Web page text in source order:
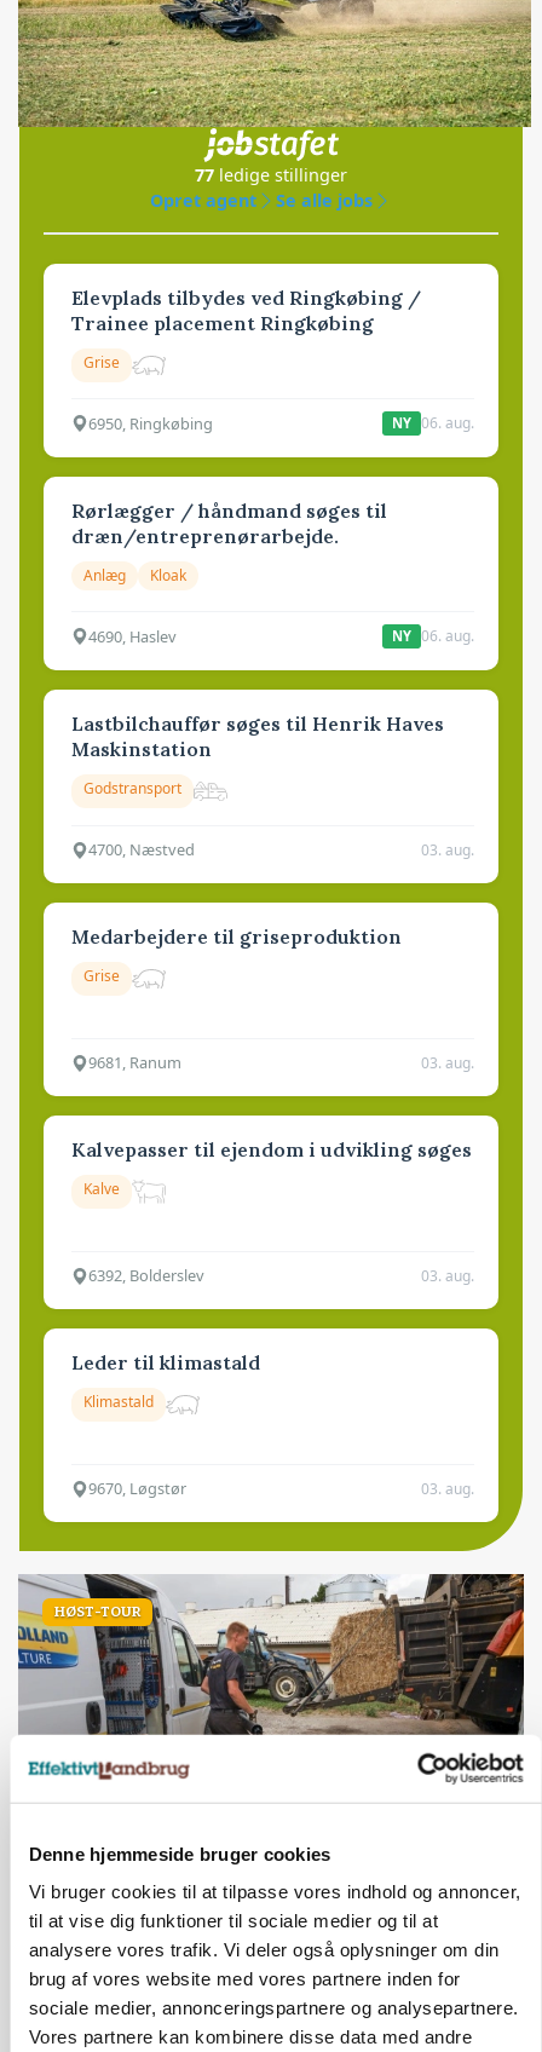
Denne hjemmeside bruger cookies
Vi bruger cookies til at tilpasse vores indhold og annoncer,
til at vise dig funktioner til sociale medier og til at
analysere vores trafik. Vi deler også oplysninger om din
brug af vores website med vores partnere inden for
sociale medier, annonceringspartnere og analysepartnere.
Vores partnere kan kombinere disse data med andre
Jobs
i samarbejde med
77 ledige stillinger
Opret agent
Se alle jobs
Elevplads tilbydes ved Ringkøbing /
Trainee placement Ringkøbing
Grise
6950, Ringkøbing NY 06. aug.
Rørlægger / håndmand søges til
dræn/entreprenørarbejde.
Anlæg Kloak
4690, Haslev NY 06. aug.
Lastbilchauffør søges til Henrik Haves
Maskinstation
Godstransport
4700, Næstved 03. aug.
Medarbejdere til griseproduktion
Grise
9681, Ranum 03. aug.
Kalvepasser til ejendom i udvikling søges
Kalve
6392, Bolderslev 03. aug.
Leder til klimastald
Klimastald
9670, Løgstør 03. aug.
HØST-TOUR
18 montører står klar i høsten: Sådan holder PN
Maskiner landmænd i gang